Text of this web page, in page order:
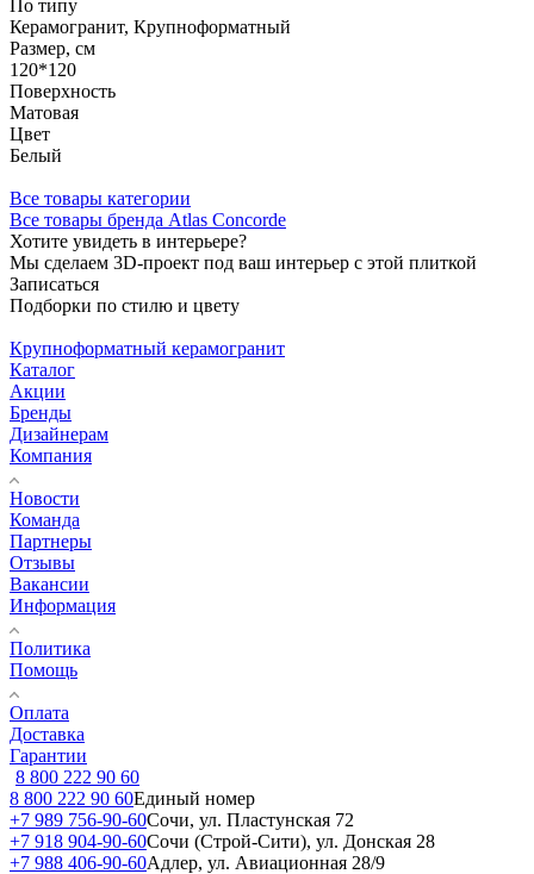
По типу
Керамогранит, Крупноформатный
Размер, см
120*120
Поверхность
Матовая
Цвет
Белый
Все товары категории
Все товары бренда Atlas Concorde
Хотите увидеть в интерьере?
Мы сделаем 3D-проект под ваш интерьер с этой плиткой
Записаться
Подборки по стилю и цвету
Крупноформатный керамогранит
Каталог
Акции
Бренды
Дизайнерам
Компания
Новости
Команда
Партнеры
Отзывы
Вакансии
Информация
Политика
Помощь
Оплата
Доставка
Гарантии
8 800 222 90 60
8 800 222 90 60Единый номер
+7 989 756-90-60Сочи, ул. Пластунская 72
+7 918 904-90-60Сочи (Строй-Сити), ул. Донская 28
+7 988 406-90-60Адлер, ул. Авиационная 28/9